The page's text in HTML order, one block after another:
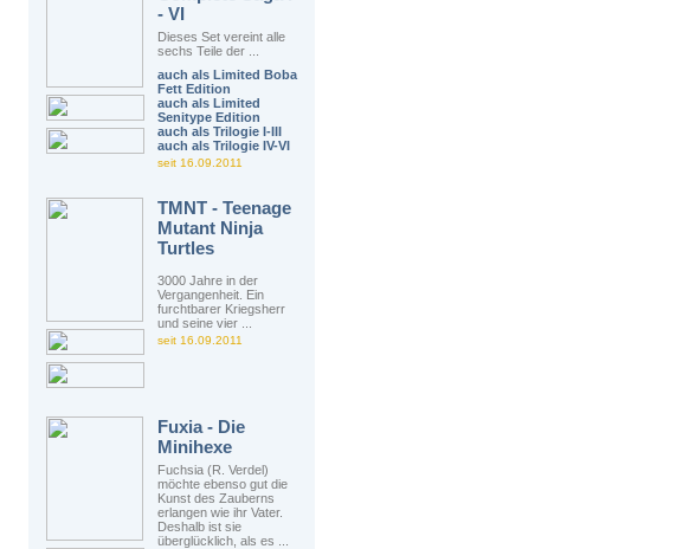
- VI
Dieses Set vereint alle
sechs Teile der ...
auch als Limited Boba
Fett Edition
auch als Limited
Senitype Edition
auch als Trilogie I-III
auch als Trilogie IV-VI
seit 16.09.2011
TMNT - Teenage
Mutant Ninja
Turtles
3000 Jahre in der
Vergangenheit. Ein
furchtbarer Kriegsherr
und seine vier ...
seit 16.09.2011
Fuxia - Die
Minihexe
Fuchsia (R. Verdel)
möchte ebenso gut die
Kunst des Zauberns
erlangen wie ihr Vater.
Deshalb ist sie
überglücklich, als es ...